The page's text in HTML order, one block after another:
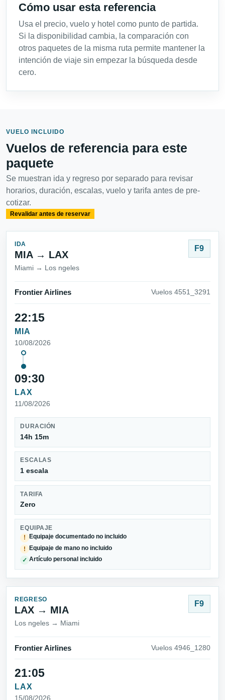
Cómo usar esta referencia
Usa el precio, vuelo y hotel como punto de partida.
Si la disponibilidad cambia, la comparación con
otros paquetes de la misma ruta permite mantener la
intención de viaje sin empezar la búsqueda desde
cero.
VUELO INCLUIDO
Vuelos de referencia para este
paquete
Se muestran ida y regreso por separado para revisar
horarios, duración, escalas, vuelo y tarifa antes de pre-
cotizar.
Revalidar antes de reservar
IDA
MIA → LAX
Miami → Los ngeles
F9
Frontier Airlines Vuelos 4551_3291
22:15
MIA
10/08/2026
09:30
LAX
11/08/2026
DURACIÓN
14h 15m
ESCALAS
1 escala
TARIFA
Zero
EQUIPAJE
!
Equipaje documentado no incluido
! Equipaje de mano no incluido
✓ Artículo personal incluido
REGRESO
LAX → MIA
Los ngeles → Miami
F9
Frontier Airlines Vuelos 4946_1280
21:05
LAX
15/08/2026